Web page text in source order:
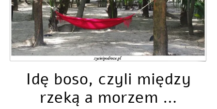
Idę boso, czyli między
rzeką a morzem …